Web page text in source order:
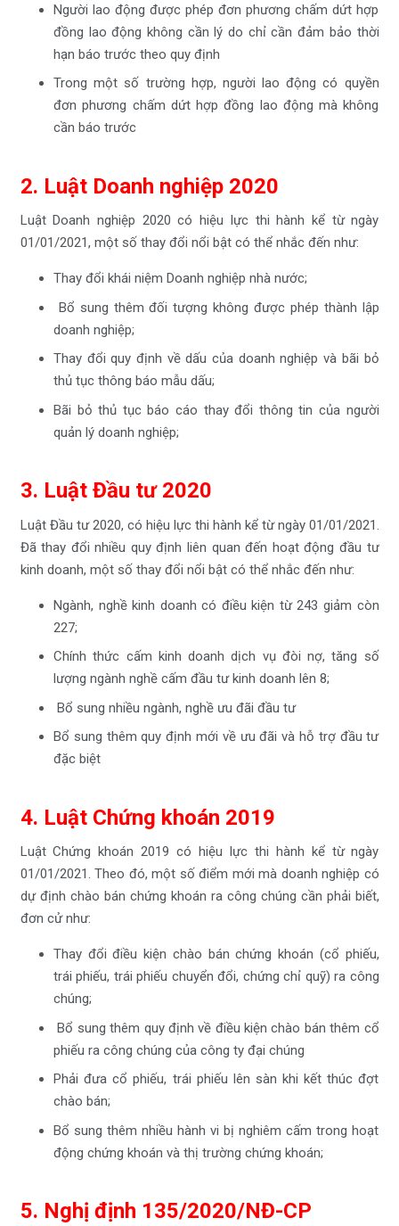
Người lao động được phép đơn phương chấm dứt hợp
đồng lao động không cần lý do chỉ cần đảm bảo thời
hạn báo trước theo quy định
Trong một số trường hợp, người lao động có quyền
đơn phương chấm dứt hợp đồng lao động mà không
cần báo trước
2. Luật Doanh nghiệp 2020
Luật Doanh nghiệp 2020 có hiệu lực thi hành kể từ ngày
01/01/2021, một số thay đổi nổi bật có thể nhắc đến như:
Thay đổi khái niệm Doanh nghiệp nhà nước;
Bổ sung thêm đối tượng không được phép thành lập
doanh nghiệp;
Thay đổi quy định về dấu của doanh nghiệp và bãi bỏ
thủ tục thông báo mẫu dấu;
Bãi bỏ thủ tục báo cáo thay đổi thông tin của người
quản lý doanh nghiệp;
3. Luật Đầu tư 2020
Luật Đầu tư 2020, có hiệu lực thi hành kể từ ngày 01/01/2021.
Đã thay đổi nhiều quy định liên quan đến hoạt động đầu tư
kinh doanh, một số thay đổi nổi bật có thể nhắc đến như:
Ngành, nghề kinh doanh có điều kiện từ 243 giảm còn
227;
Chính thức cấm kinh doanh dịch vụ đòi nợ, tăng số
lượng ngành nghề cấm đầu tư kinh doanh lên 8;
Bổ sung nhiều ngành, nghề ưu đãi đầu tư
Bổ sung thêm quy định mới về ưu đãi và hỗ trợ đầu tư
đặc biệt
4. Luật Chứng khoán 2019
Luật Chứng khoán 2019 có hiệu lực thi hành kể từ ngày
01/01/2021. Theo đó, một số điểm mới mà doanh nghiệp có
dự định chào bán chứng khoán ra công chúng cần phải biết,
đơn cử như:
Thay đổi điều kiện chào bán chứng khoán (cổ phiếu,
trái phiếu, trái phiếu chuyển đổi, chứng chỉ quỹ) ra công
chúng;
Bổ sung thêm quy định về điều kiện chào bán thêm cổ
phiếu ra công chúng của công ty đại chúng
Phải đưa cổ phiếu, trái phiếu lên sàn khi kết thúc đợt
chào bán;
Bổ sung thêm nhiều hành vi bị nghiêm cấm trong hoạt
động chứng khoán và thị trường chứng khoán;
5. Nghị định 135/2020/NĐ-CP